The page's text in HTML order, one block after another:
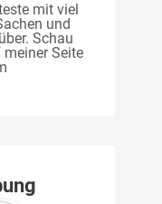
mit viel
und
Schau
Seite